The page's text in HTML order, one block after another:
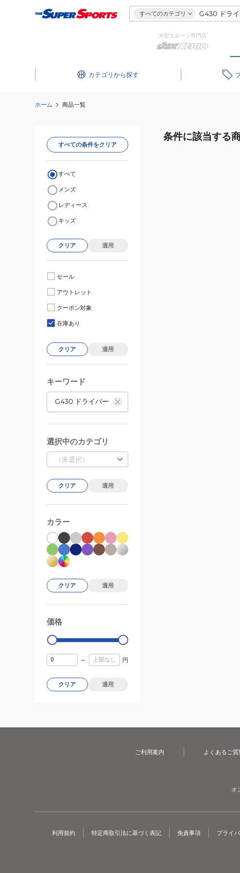
すべてのカテゴリ
大型スポーツ専門店
カテゴリ
ホーム 商品一覧
条件に該当する
すべての条件をクリア
すべて
メンズ
レディース
キッズ
クリア 適用
セール
アウトレット
クーポン対象
在庫あり
クリア 適用
キーワード
選択中のカテゴリ
（未選択）
クリア 適用
カラー
クリア 適用
価格
0
～ 円
クリア 適用
ご利用案内 よくあるご質
オ
利用規約 特定商取引法に基づく表記 免責事項 プライ